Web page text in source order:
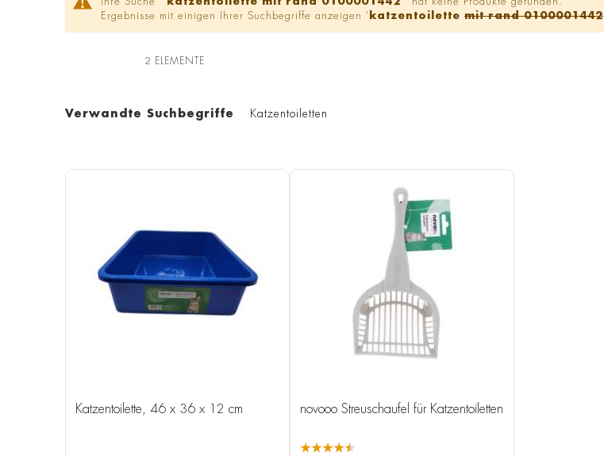
Ergebnisse mit einigen Ihrer Suchbegriffe anzeigen ' katzentoilette mit rand 0100001442
2 ELEMENTE
Verwandte Suchbegriffe Katzentoiletten
Katzentoilette, 46 x 36 x 12 cm novooo Streuschaufel für Katzentoiletten
★★★★★